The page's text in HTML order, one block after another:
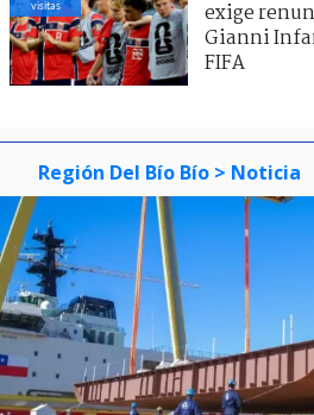
visitas
exige
Gianni
FIFA
Región Del Bío Bío > Noticia